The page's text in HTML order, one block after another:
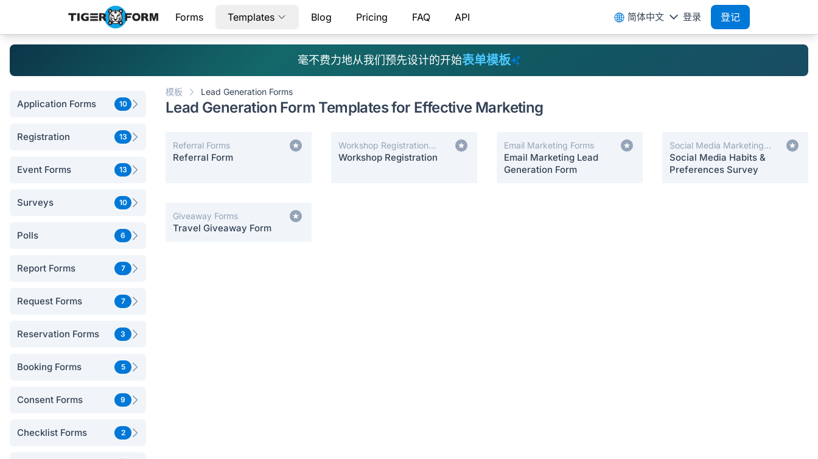
Forms Templates Blog Pricing FAQ API 简体中文 登录 登记
毫不费力地从我们预先设计的开始表单模板
Application Forms 10
Registration 13
Event Forms 13
Surveys 10
Polls 6
Report Forms 7
Request Forms 7
Reservation Forms 3
Booking Forms 5
Consent Forms 9
Checklist Forms 2
模板 Lead Generation Forms
Lead Generation Form Templates for Effective Marketing
Referral Forms
Referral Form
Workshop Registration
Forms
Workshop Registration
Email Marketing Forms
Email Marketing Lead
Generation Form
Social Media Marketing
Forms
Social Media Habits &
Preferences Survey
Giveaway Forms
Travel Giveaway Form